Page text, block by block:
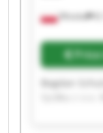
Wioska
Bogdan
Schulz